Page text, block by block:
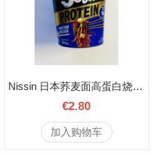
Nissin 日本荞麦面高蛋白烧鸡味 桶装 90克
€2.80
加入购物车